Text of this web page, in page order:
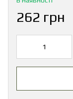
262 грн